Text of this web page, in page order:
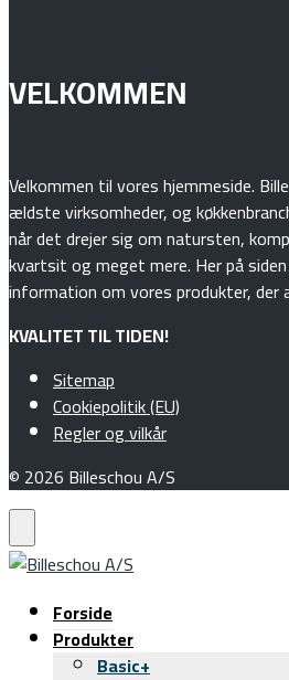
VELKOMMEN
Velkommen til vores hjemmeside.
ældste virksomheder, og
når det drejer sig om natursten,
kvartsit og meget mere. Her på
information om vores produkter,
KVALITET TIL TIDEN!
Sitemap
Cookiepolitik (EU)
Regler og vilkår
© 2026 Billeschou A/S
Forside
Produkter
Basic+